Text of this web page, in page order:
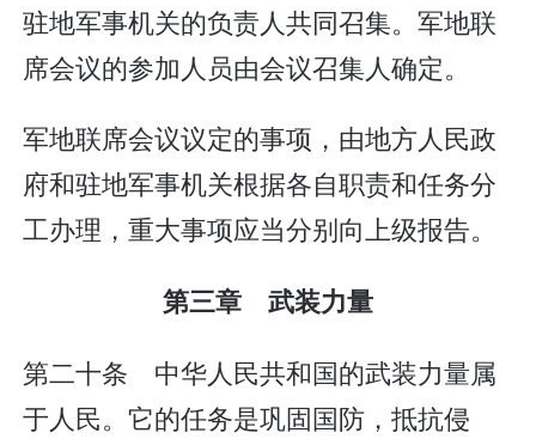
驻地军事机关的负责人共同召集。军地联
席会议的参加人员由会议召集人确定。
军地联席会议议定的事项，由地方人民政
府和驻地军事机关根据各自职责和任务分
工办理，重大事项应当分别向上级报告。
第三章 武装力量
第二十条 中华人民共和国的武装力量属
于人民。它的任务是巩固国防，抵抗侵